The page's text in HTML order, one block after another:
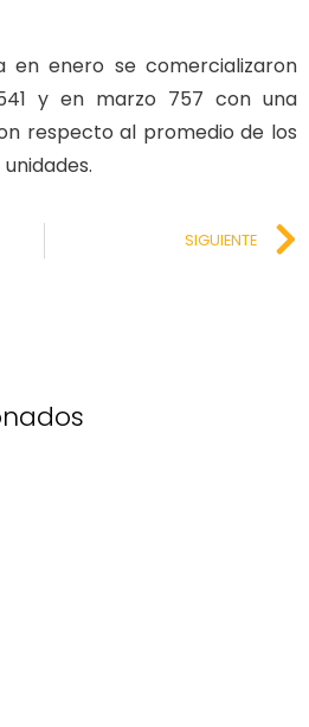
en enero se comercializaron
y en marzo 757 con una
respecto al promedio de los
SIGUIENTE